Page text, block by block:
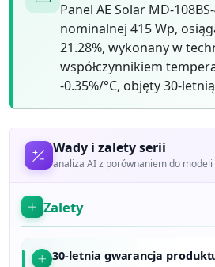
Panel AE Solar MD-
nominalnej 415 Wp,
21.28%, wykonany w
współczynnikiem
-0.35%/°C, objęty 30-
Wady i zalety serii
analiza AI z porównaniem do
Zalety
30-letnia gwarancja